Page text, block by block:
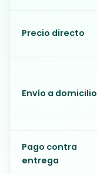
Precio directo
Envío a domicilio
Pago contra
entrega